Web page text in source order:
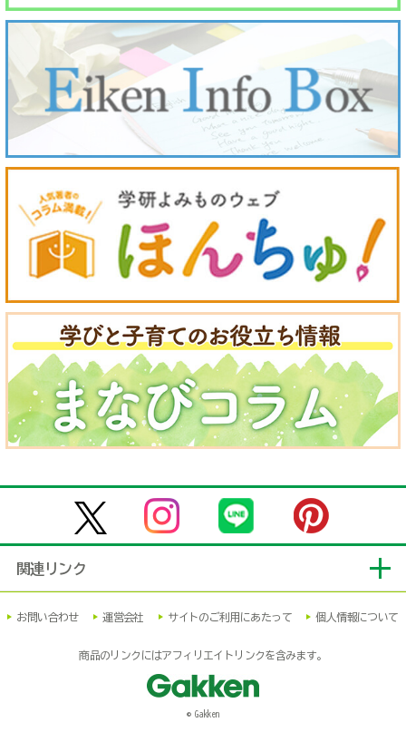
関連リンク
お問い合わせ 運営会社 サイトのご利用にあたって 個人情報について
商品のリンクにはアフィリエイトリンクを含みます。
© Gakken